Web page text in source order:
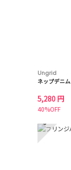
Ungrid
ネップデニ
5,280 円
40%OFF
8